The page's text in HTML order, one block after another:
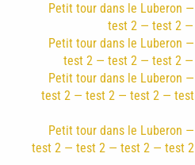
Petit tour dans le
test 2 — test 2
Petit tour dans le
test 2 — test 2 — test 2
Petit tour dans le
test 2 — test 2 — test 2 —
Petit tour dans le
test 2 — test 2 — test 2 — test